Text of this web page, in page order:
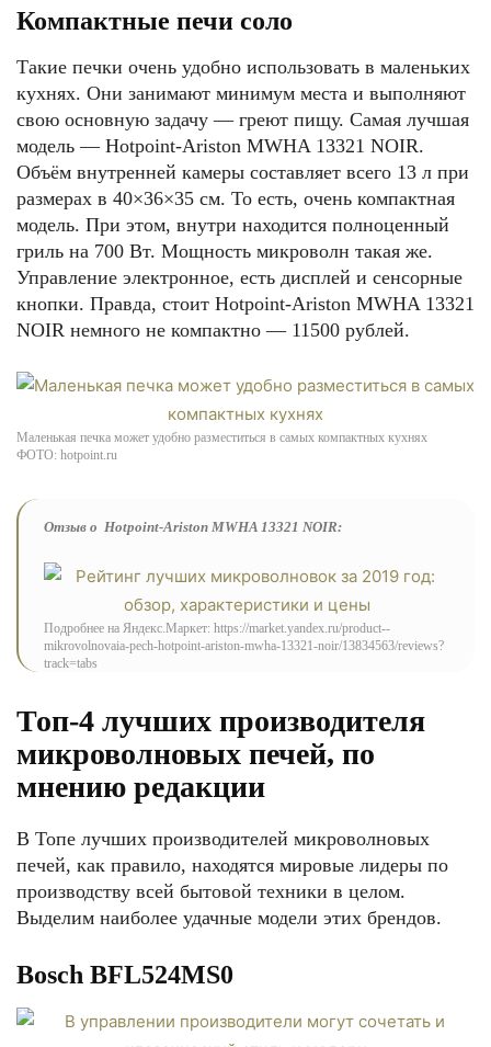
Компактные печи соло
Такие печки очень удобно использовать в маленьких
кухнях. Они занимают минимум места и выполняют
свою основную задачу — греют пищу. Самая лучшая
модель — Hotpoint-Ariston MWHA 13321 NOIR.
Объём внутренней камеры составляет всего 13 л при
размерах в 40×36×35 см. То есть, очень компактная
модель. При этом, внутри находится полноценный
гриль на 700 Вт. Мощность микроволн такая же.
Управление электронное, есть дисплей и сенсорные
кнопки. Правда, стоит Hotpoint-Ariston MWHA 13321
NOIR немного не компактно — 11500 рублей.
Маленькая печка может удобно разместиться в самых компактных кухнях
ФОТО: hotpoint.ru
Отзыв о Hotpoint-Ariston MWHA 13321 NOIR:
Подробнее на Яндекс.Маркет: https://market.yandex.ru/product--
mikrovolnovaia-pech-hotpoint-ariston-mwha-13321-noir/13834563/reviews?
track=tabs
Топ-4 лучших производителя
микроволновых печей, по
мнению редакции
В Топе лучших производителей микроволновых
печей, как правило, находятся мировые лидеры по
производству всей бытовой техники в целом.
Выделим наиболее удачные модели этих брендов.
Bosch BFL524MS0